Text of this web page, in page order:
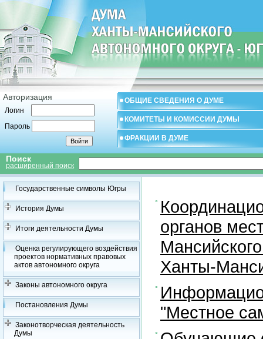
Авторизация
Логин
Пароль
ОБЩИЕ СВЕДЕНИЯ О ДУМЕ
КОМИТЕТЫ И КОМИССИИ ДУМЫ
ФРАКЦИИ В ДУМЕ
Поиск
расширенный поиск
Государственные символы Югры
История Думы
Итоги деятельности Думы
Оценка регулирующего воздействия
проектов нормативных правовых
актов автономного округа
Законы автономного округа
Постановления Думы
Законотворческая деятельность
Думы
органов
Ханты-
"Местное